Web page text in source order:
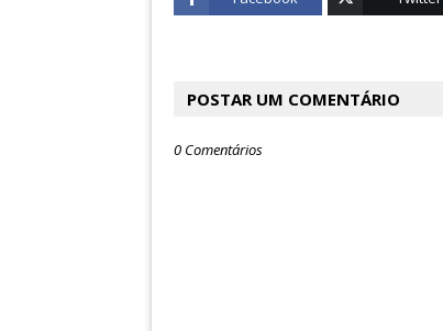
POSTAR UM COMENTÁRIO
0 Comentários